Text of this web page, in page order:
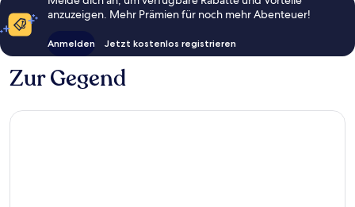
anzuzeigen. Mehr Prämien für noch mehr Abenteuer!
Anmelden Jetzt kostenlos registrieren
Zur Gegend